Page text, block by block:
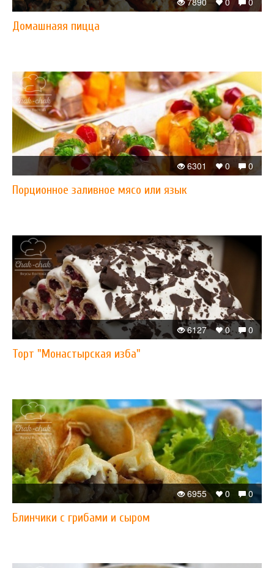
Домашнаяя пицца
0
0
6301
Порционное заливное мясо или язык
0
0
6127
Торт "Монастырская изба"
0
0
6955
Блинчики с грибами и сыром